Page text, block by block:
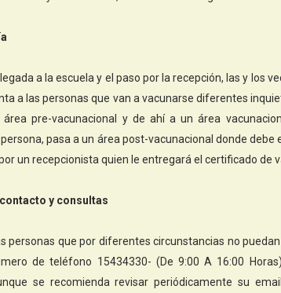
llegada a la escuela y el paso por la recepción, las y los
a las personas que van a vacunarse diferentes
pre-vacunacional y de ahí a un área
pasa a un área post-vacunacional donde
un recepcionista quien le entregará el certificado de
y consultas
personas que por diferentes circunstancias no
de teléfono 15434330- (De 9:00 A 16:00
se recomienda revisar periódicamente su